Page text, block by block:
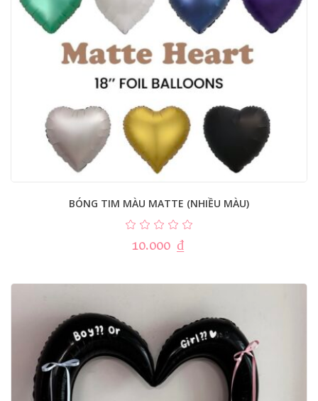
BÓNG TIM MÀU MATTE (NHIỀU MÀU)
10.000 ₫